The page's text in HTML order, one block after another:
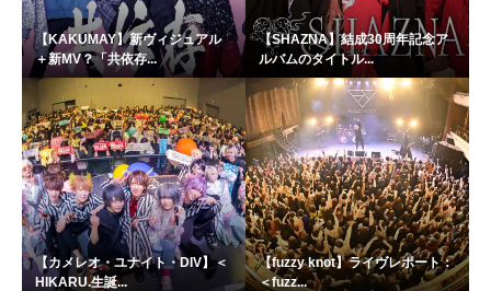
【KAKUMAY】新ヴィジュアル
＋新MV？「共依存...
【SHAZNA】結成30周年記念ア
ルバムのタイトル...
【カメレオ・ユナイト・DIV】＜
HIKARU.生誕...
【fuzzy knot】ライヴレポート：
＜fuzz...